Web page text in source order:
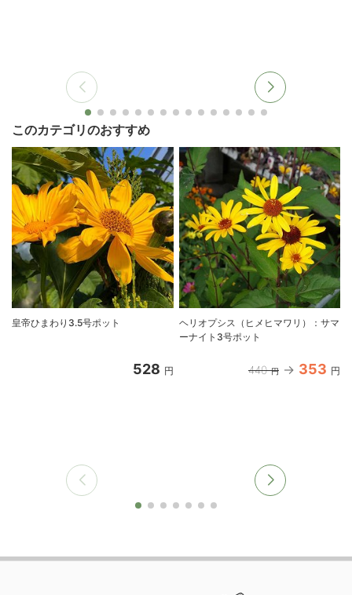
このカテゴリのおすすめ
皇帝ひまわり3.5号ポット
528 円
ヘリオプシス（ヒメヒマワリ）：サマ
ーナイト3号ポット
440 円 353 円